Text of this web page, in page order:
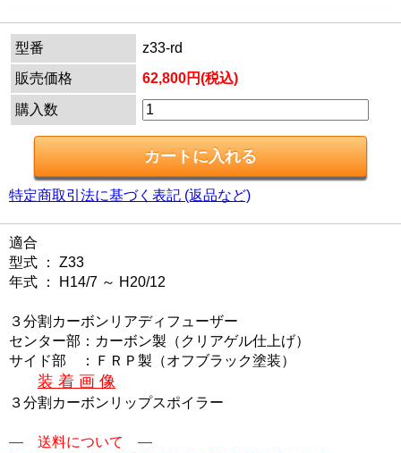
型番
z33-rd
販売価格
62,800円(税込)
購入数
特定商取引法に基づく表記 (返品など)
適合
型式 ： Z33
年式 ： H14/7 ～ H20/12
３分割カーボンリアディフューザー
センター部：カーボン製（クリアゲル仕上げ）
サイド部 ：ＦＲＰ製（オフブラック塗装）
装 着 画 像
３分割カーボンリップスポイラー
― 送料について ―